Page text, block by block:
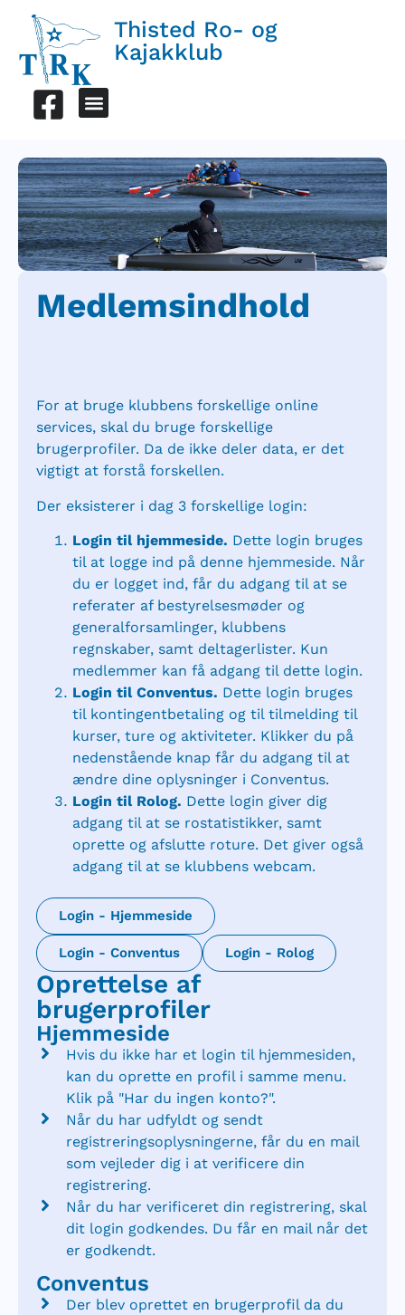
Thisted Ro- og
Kajakklub
Medlemsindhold
For at bruge klubbens forskellige online
services, skal du bruge forskellige
brugerprofiler. Da de ikke deler data, er det
vigtigt at forstå forskellen.
Der eksisterer i dag 3 forskellige login:
Login til hjemmeside. Dette login bruges
til at logge ind på denne hjemmeside. Når
du er logget ind, får du adgang til at se
referater af bestyrelsesmøder og
generalforsamlinger, klubbens
regnskaber, samt deltagerlister. Kun
medlemmer kan få adgang til dette login.
Login til Conventus. Dette login bruges
til kontingentbetaling og til tilmelding til
kurser, ture og aktiviteter. Klikker du på
nedenstående knap får du adgang til at
ændre dine oplysninger i Conventus.
Login til Rolog. Dette login giver dig
adgang til at se rostatistikker, samt
oprette og afslutte roture. Det giver også
adgang til at se klubbens webcam.
Login - Hjemmeside
Login - Conventus Login - Rolog
Oprettelse af
brugerprofiler
Hjemmeside
Hvis du ikke har et login til hjemmesiden,
kan du oprette en profil i samme menu.
Klik på "Har du ingen konto?".
Når du har udfyldt og sendt
registreringsoplysningerne, får du en mail
som vejleder dig i at verificere din
registrering.
Når du har verificeret din registrering, skal
dit login godkendes. Du får en mail når det
er godkendt.
Conventus
Der blev oprettet en brugerprofil da du